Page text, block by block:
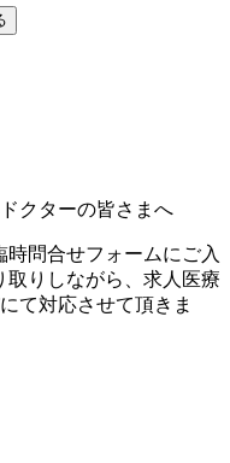
クターの皆さまへ
問合せフォームにご入
取りしながら、求人医療
て対応させて頂きま